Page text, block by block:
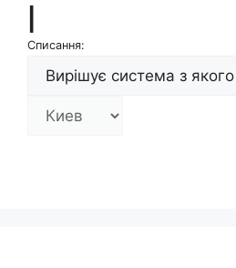
вмістуСписання: